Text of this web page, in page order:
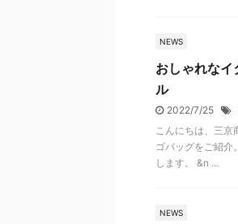
NEWS
おしゃれな
ル
2022/7/25
こんにちは、三京
ゴバッグをご紹介
します。 &n ...
NEWS